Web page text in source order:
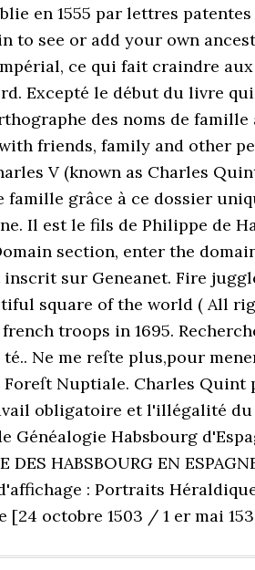
en 1555 par lettres
to see or add your own
ce qui fait craindre aux
Excepté le début du livre
des noms de famille
friends, family and other
V (known as Charles
famille grâce à ce dossier
Il est le fils de Philippe de
section, enter the
sur Geneanet. Fire
square of the world ( All
troops in 1695.
Ne me reſte plus,pour
Foreſt Nuptiale. Charles
obligatoire et l'illégalité du
Généalogie Habsbourg
HABSBOURG EN ESPAGNE
: Portraits
octobre 1503 / 1 er mai